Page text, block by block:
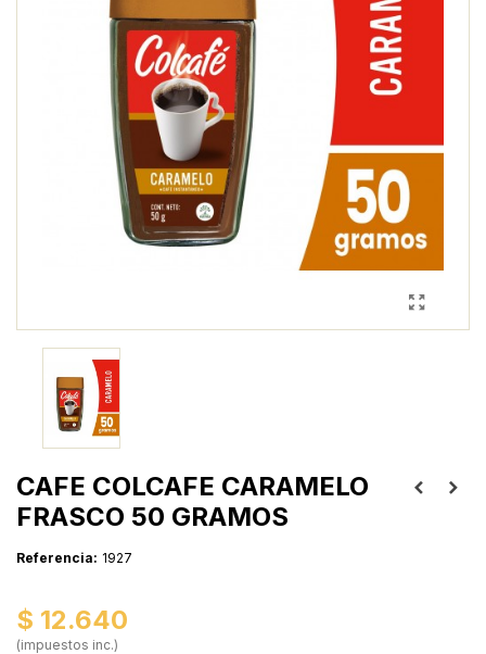
CAFE COLCAFE CARAMELO
FRASCO 50 GRAMOS
Referencia: 1927
$ 12.640
(impuestos inc.)